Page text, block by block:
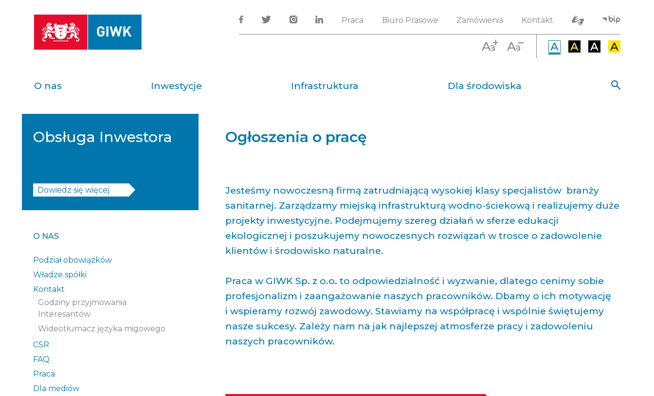
Praca Biuro Prasowe Zamówienia Kontakt
O nas Inwestycje Infrastruktura Dla środowiska
Obsługa Inwestora
Dowiedz się więcej
O NAS
Podział obowiązków
Władze spółki
Kontakt
Godziny przyjmowania
Interesantów
Wideotłumacz języka migowego
CSR
FAQ
Praca
Dla mediów
Ogłoszenia o pracę
Jesteśmy nowoczesną firmą zatrudniającą wysokiej klasy specjalistów branży
sanitarnej. Zarządzamy miejską infrastrukturą wodno-ściekową i realizujemy duże
projekty inwestycyjne. Podejmujemy szereg działań w sferze edukacji
ekologicznej i poszukujemy nowoczesnych rozwiązań w trosce o zadowolenie
klientów i środowisko naturalne.
Praca w GIWK Sp. z o.o. to odpowiedzialność i wyzwanie, dlatego cenimy sobie
profesjonalizm i zaangażowanie naszych pracowników. Dbamy o ich motywację
i wspieramy rozwój zawodowy. Stawiamy na współpracę i wspólnie świętujemy
nasze sukcesy. Zależy nam na jak najlepszej atmosferze pracy i zadowoleniu
naszych pracowników.